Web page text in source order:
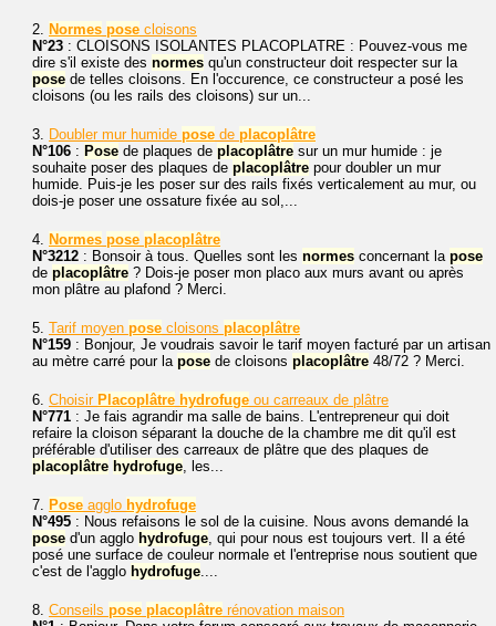
2. Normes pose cloisons
N°23 : CLOISONS ISOLANTES PLACOPLATRE : Pouvez-vous me
dire s'il existe des normes qu'un constructeur doit respecter sur la
pose de telles cloisons. En l'occurence, ce constructeur a posé les
cloisons (ou les rails des cloisons) sur un...
3. Doubler mur humide pose de placoplâtre
N°106 : Pose de plaques de placoplâtre sur un mur humide : je
souhaite poser des plaques de placoplâtre pour doubler un mur
humide. Puis-je les poser sur des rails fixés verticalement au mur, ou
dois-je poser une ossature fixée au sol,...
4. Normes pose placoplâtre
N°3212 : Bonsoir à tous. Quelles sont les normes concernant la pose
de placoplâtre ? Dois-je poser mon placo aux murs avant ou après
mon plâtre au plafond ? Merci.
5. Tarif moyen pose cloisons placoplâtre
N°159 : Bonjour, Je voudrais savoir le tarif moyen facturé par un artisan
au mètre carré pour la pose de cloisons placoplâtre 48/72 ? Merci.
6. Choisir Placoplâtre hydrofuge ou carreaux de plâtre
N°771 : Je fais agrandir ma salle de bains. L'entrepreneur qui doit
refaire la cloison séparant la douche de la chambre me dit qu'il est
préférable d'utiliser des carreaux de plâtre que des plaques de
placoplâtre hydrofuge, les...
7. Pose agglo hydrofuge
N°495 : Nous refaisons le sol de la cuisine. Nous avons demandé la
pose d'un agglo hydrofuge, qui pour nous est toujours vert. Il a été
posé une surface de couleur normale et l'entreprise nous soutient que
c'est de l'agglo hydrofuge....
8. Conseils pose placoplâtre rénovation maison